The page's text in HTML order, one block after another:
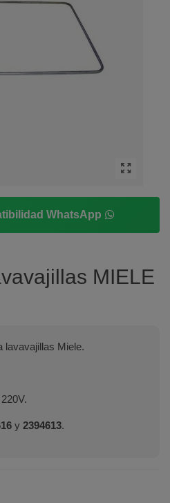
WhatsApp
MIELE
lavavajillas Miele.
y 2394613.